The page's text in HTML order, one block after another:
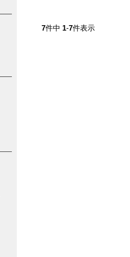
7件中 1-7件表示